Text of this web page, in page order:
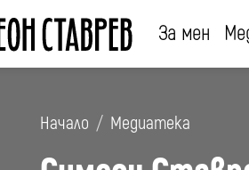
За мен
Начало Медиатека